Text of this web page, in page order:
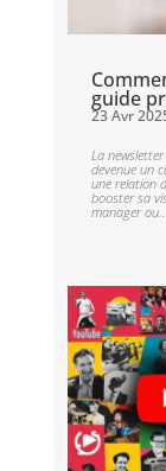
guide
23 Avr
La
devenue un
une relation
booster sa
manager ou...